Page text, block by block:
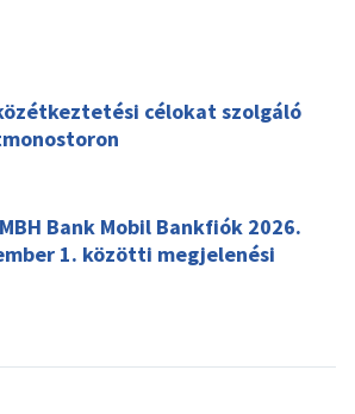
célokat szolgáló
Bank Mobil Bankfiók 2026.
1. közötti megjelenési